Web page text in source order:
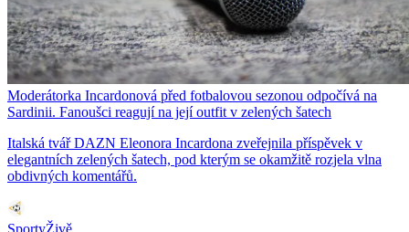
Moderátorka Incardonová před fotbalovou sezonou odpočívá na
Sardinii. Fanoušci reagují na její outfit v zelených šatech
Italská tvář DAZN Eleonora Incardona zveřejnila příspěvek v
elegantních zelených šatech, pod kterým se okamžitě rozjela vlna
obdivných komentářů.